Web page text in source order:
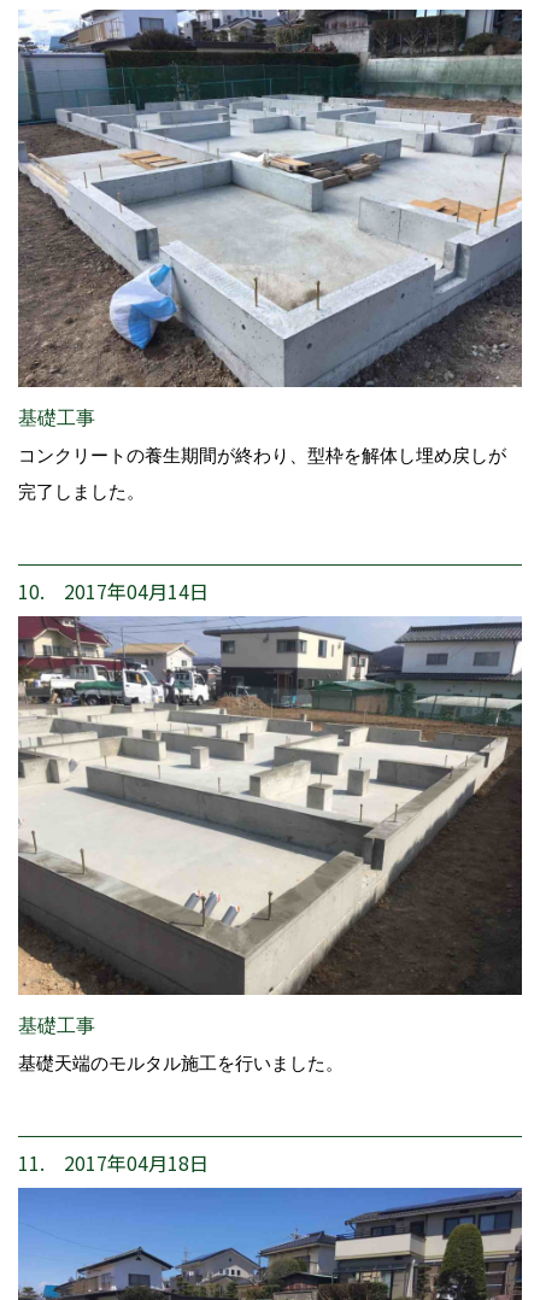
基礎工事
コンクリートの養生期間が終わり、型枠を解体し埋め戻しが
完了しました。
10. 2017年04月14日
基礎工事
基礎天端のモルタル施工を行いました。
11. 2017年04月18日